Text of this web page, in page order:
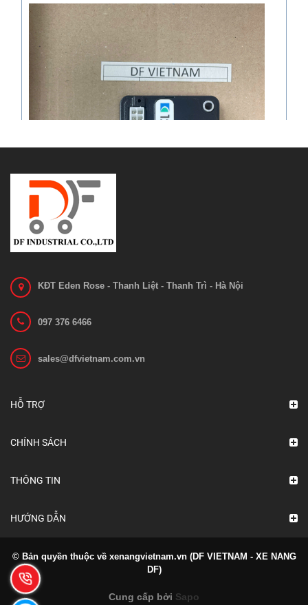
KĐT Eden Rose - Thanh Liệt - Thanh Trì - Hà Nội
097 376 6466
sales@dfvietnam.com.vn
HỖ TRỢ
CHÍNH SÁCH
THÔNG TIN
HƯỚNG DẪN
© Bản quyền thuộc về xenangvietnam.vn (DF VIETNAM - XE NANG
DF)
Cung cấp bởi Sapo